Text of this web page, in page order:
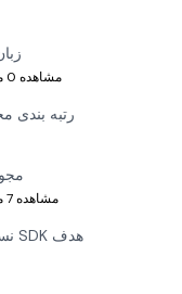
مشاهده 0 مورد
رتبه بندی
مشاهده 7 مورد
نسخه SDK هدف